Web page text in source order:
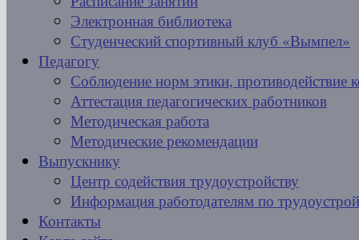
Электронная библиотека
Студенческий спортивный клуб «Вымпел»
Педагогу
Соблюдение норм этики, противодействие
Аттестация педагогических работников
Методическая работа
Методические рекомендации
Выпускнику
Центр содействия трудоустройству
Информация работодателям по
Контакты